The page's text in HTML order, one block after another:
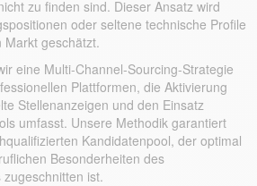
zu finden sind. Dieser Ansatz wird
oder seltene technische Profile
geschätzt.
eine Multi-Channel-Sourcing-Strategie
Plattformen, die Aktivierung
Stellenanzeigen und den Einsatz
umfasst. Unsere Methodik garantiert
Kandidatenpool, der optimal
Besonderheiten des
ist.